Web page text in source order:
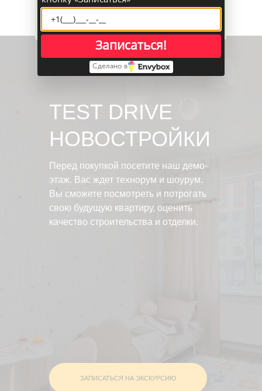
Нажимая кнопку, вы даете согласие на
обработку персональных данных
TEST DRIVE
НОВОСТРОЙКИ
Перед покупкой посетите наш демо-
этаж. Вас ждет технорум и шоурум.
Вы сможете посмотреть и потрогать
свою будущую квартиру, оценить
качество строительства и отделки.
ЗАПИСАТЬСЯ НА ЭКСКУРСИЮ
Записаться!
Сделано в